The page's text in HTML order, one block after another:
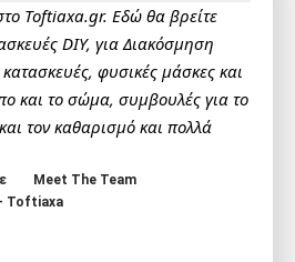
Toftiaxa.gr. Εδώ θα βρείτε
DIY, για Διακόσμηση
κατασκευές, φυσικές μάσκες και
και το σώμα, συμβουλές για το
τον καθαρισμό και πολλά
Meet The Team
Toftiaxa